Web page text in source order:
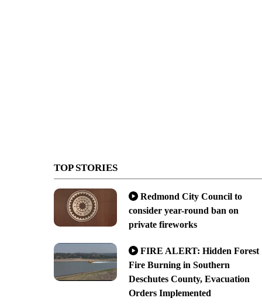
TOP STORIES
Redmond City Council to
consider year-round ban on
private fireworks
FIRE ALERT: Hidden Forest
Fire Burning in Southern
Deschutes County, Evacuation
Orders Implemented